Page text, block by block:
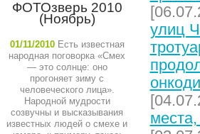
ФОТОзверь 2010
(Ноябрь)
01/11/2010 Есть известная
народная поговорка «Смех
— это солнце: оно
прогоняет зиму с
человеческого лица».
Народной мудрости
созвучны и высказывания
известных людей о смехе и
улиц